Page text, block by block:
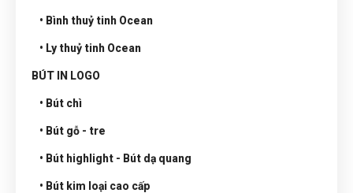
• Bình thuỷ tinh Ocean
• Ly thuỷ tinh Ocean
BÚT IN LOGO
• Bút chì
• Bút gỗ - tre
• Bút highlight - Bút dạ quang
• Bút kim loại cao cấp